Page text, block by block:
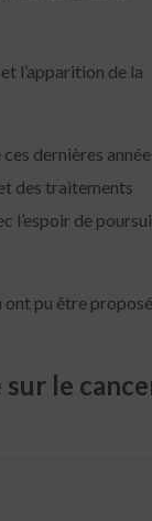
l’apparition de la
ces dernières
des traitements
l’espoir de
pu être
le